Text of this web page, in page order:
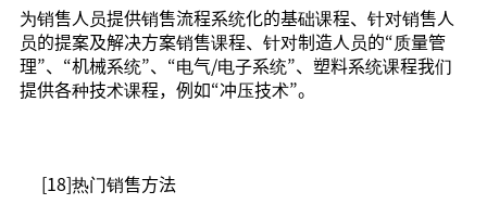
为销售人员提供销售流程系统化的基础课程、针对销售人
员的提案及解决方案销售课程、针对制造人员的“质量管
理”、“机械系统”、“电气/电子系统”、塑料系统课程我们
提供各种技术课程，例如“冲压技术”。
[18]热门销售方法